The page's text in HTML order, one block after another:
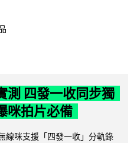
四發一收同步獨
咪拍片必備
線咪支援「四發一收」分軌錄